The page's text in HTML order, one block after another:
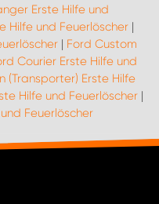
Erste Hilfe und
Hilfe und Feuerlöscher|
| Ford Custom
Courier Erste Hilfe und
(Transporter) Erste Hilfe
Hilfe und Feuerlöscher|
Feuerlöscher